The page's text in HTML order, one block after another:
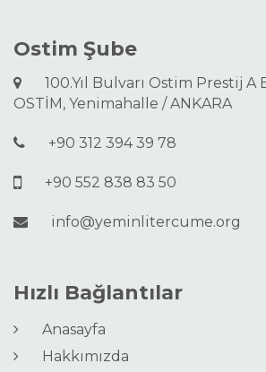
Ostim Şube
100.Yıl Bulvarı Ostim Prestij A
OSTİM, Yenimahalle / ANKARA
+90 312 394 39 78
+90 552 838 83 50
info@yeminlitercume.org
Hızlı Bağlantılar
Anasayfa
Hakkımızda